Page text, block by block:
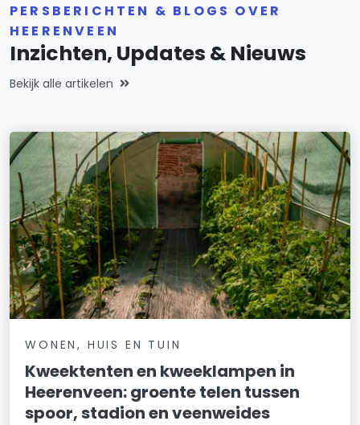
PERSBERICHTEN & BLOGS OVER
HEERENVEEN
Inzichten, Updates & Nieuws
Bekijk alle artikelen
WONEN, HUIS EN TUIN
Kweektenten en kweeklampen in
Heerenveen: groente telen tussen
spoor, stadion en veenweides